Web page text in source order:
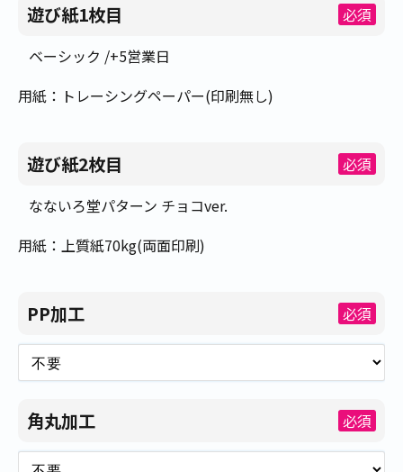
遊び紙1枚目
必須
ベーシック /+5営業日
用紙：トレーシングペーパー(印刷無し)
遊び紙2枚目
必須
なないろ堂パターン チョコver.
用紙：上質紙70kg(両面印刷)
PP加工 必須
角丸加工 必須